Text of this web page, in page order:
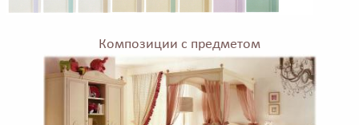
Композиции с предметом